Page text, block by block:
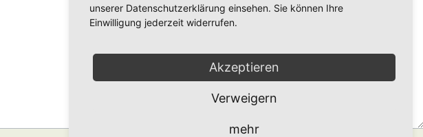
unserer Datenschutzerklärung einsehen. Sie können Ihre
Einwilligung jederzeit widerrufen.
Akzeptieren
Verweigern
mehr